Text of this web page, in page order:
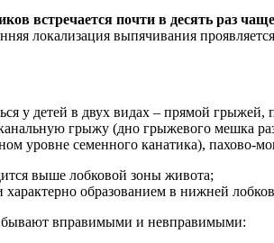
встречается почти в десять раз
локализация выпячивания
у детей в двух видах – прямой
грыжу (дно грыжевого мешка
уровне семенного канатика),
выше лобковой зоны живота;
характерно образованием в нижней
бывают вправимыми и невправимыми: